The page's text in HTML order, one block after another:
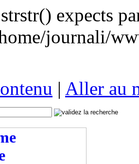
expects
journali/
| Aller au